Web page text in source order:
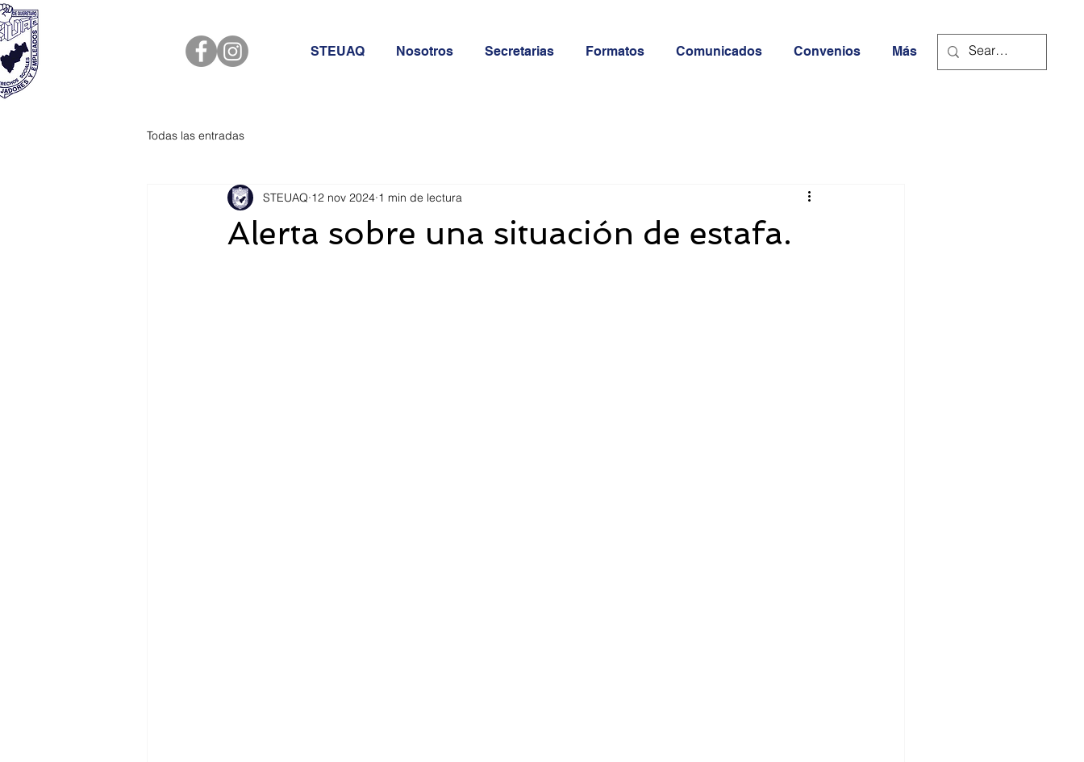
STEUAQ Nosotros Secretarias Formatos Comunicados Convenios Más
Todas las entradas
Alerta sobre una situación de estafa.
STEUAQ 12 nov 2024 1 min de lectura